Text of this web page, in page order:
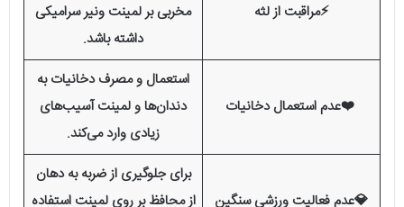
⚡مراقبت از لثه
مخربی بر لمینت ونیر سرامیکی
داشته باشد.
❤️عدم استعمال دخانیات
استعمال و مصرف دخانیات به
دندان‌ها و لمینت آسیب‌های
زیادی وارد می‌کند.
💎عدم فعالیت ورزشی سنگین
برای جلوگیری از ضربه به دهان
از محافظ بر روی لمینت استفاده